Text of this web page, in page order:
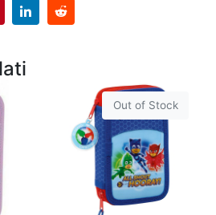
Out of Stock